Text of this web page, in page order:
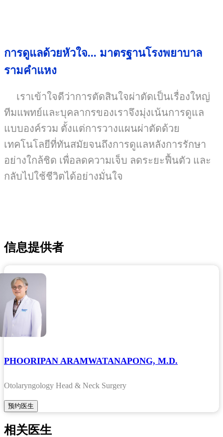
การดูแลด้วยหัวใจ... มาตรฐานโรงพยาบาล
รามคำแหง
เราเข้าใจดีว่าการตัดสินใจผ่าตัดเป็นเรื่องใหญ่
ทีมแพทย์และบุคลากรของเราจึงมุ่งเน้นการดูแล
แบบองค์รวม ตั้งแต่การวางแผนผ่าตัดด้วย
เทคโนโลยีที่ทันสมัยจนถึงการดูแลหลังการรักษา
อย่างใกล้ชิด เพื่อลดความเจ็บ ลดระยะฟื้นตัว และ
กลับไปใช้ชีวิตได้อย่างมั่นใจ
信息提供者
PHOORIPAN ARAMWATANAPONG, M.D.
Otolaryngology Head & Neck Surgery
相关医生